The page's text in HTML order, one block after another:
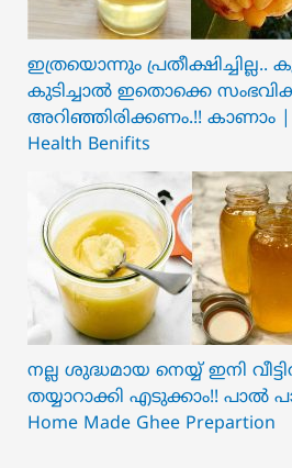
ഇത്രയൊന്നും പ്രതീക്ഷിച്ചില്ല..
കുടിച്ചാൽ ഇതൊക്കെ
അറിഞ്ഞിരിക്കണം.!! കാണാം |
Health Benifits
നല്ല ശുദ്ധമായ നെയ്യ് ഇനി
തയ്യാറാക്കി എടുക്കാം!! പാൽ
Home Made Ghee Prepartion